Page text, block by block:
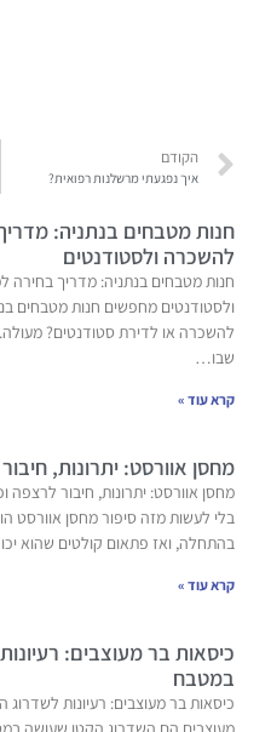
הקודם
איך נפגעתי מרשלנות רפואית?
חנות מטבחים בנתניה:
להשכרה ולסטודנטים
חנות מטבחים בנתניה: מדריך
ולסטודנטים מחפשים חנות מטבחים
להשכרה או לדירת סטודנטים?
שבו…
קרא עוד »
מחסן אוורסט: יתרונות,
מחסן אוורסט: יתרונות, חיבור לרצפה
בלי לעשות מזה סיפור מחסן אוורסט
בהתחלה, ואז פתאום קולטים שהוא
קרא עוד »
כיסאות בר מעוצבים:
במטבח
כיסאות בר מעוצבים: רעיונות